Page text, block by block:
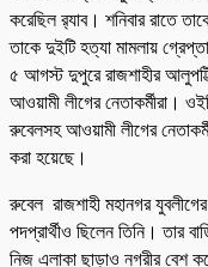
করেছিল র‌্যাব। শনিবার রাতে
তাকে দুইটি হত্যা মামলায়
৫ আগস্ট দুপুরে রাজশাহীর
আওয়ামী লীগের নেতাকর্মীরা।
রুবেলসহ আওয়ামী লীগের
করা হয়েছে।
রুবেল রাজশাহী মহানগর
পদপ্রার্থীও ছিলেন তিনি। তার
নিজ এলাকা ছাড়াও নগরীর বেশ